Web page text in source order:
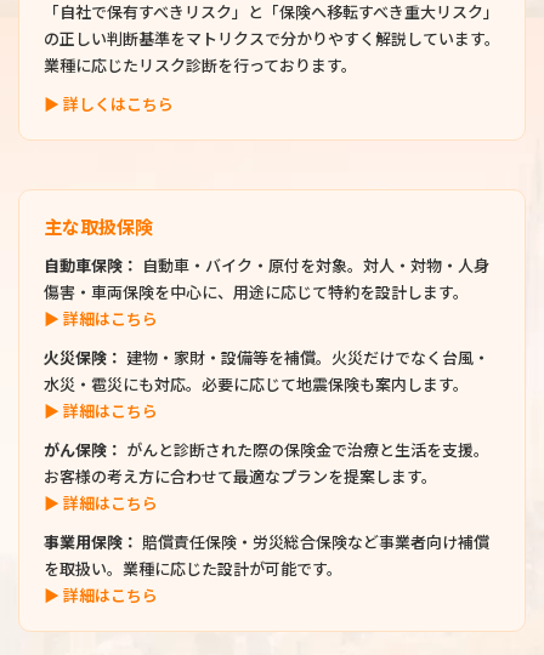
「自社で保有すべきリスク」と「保険へ移転すべき重大リスク」
の正しい判断基準をマトリクスで分かりやすく解説しています。
業種に応じたリスク診断を行っております。
▶ 詳しくはこちら
主な取扱保険
自動車保険：
自動車・バイク・原付を対象。対人・対物・人身
傷害・車両保険を中心に、用途に応じて特約を設計します。
▶ 詳細はこちら
火災保険： 建物・家財・設備等を補償。火災だけでなく台風・
水災・雹災にも対応。必要に応じて地震保険も案内します。
▶ 詳細はこちら
がん保険： がんと診断された際の保険金で治療と生活を支援。
お客様の考え方に合わせて最適なプランを提案します。
▶ 詳細はこちら
事業用保険： 賠償責任保険・労災総合保険など事業者向け補償
を取扱い。業種に応じた設計が可能です。
▶ 詳細はこちら